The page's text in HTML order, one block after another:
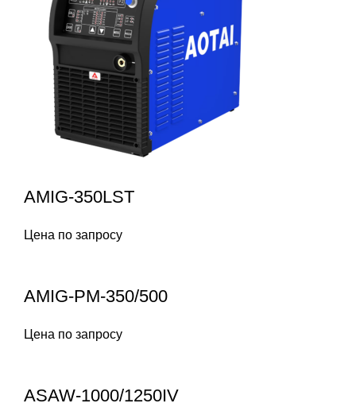
AMIG-350LST
Цена по запросу
AMIG-PM-350/500
Цена по запросу
ASAW-1000/1250IV